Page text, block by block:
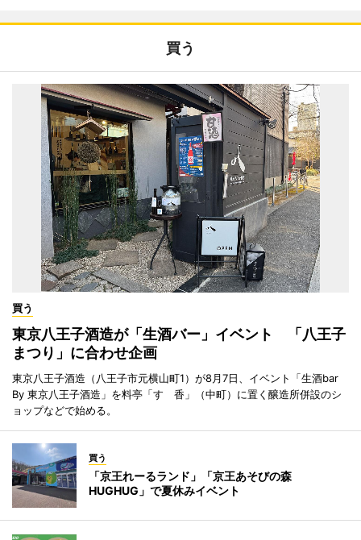
買う
買う
東京八王子酒造が「生酒バー」イベント 「八王子
まつり」に合わせ企画
東京八王子酒造（八王子市元横山町1）が8月7日、イベント「生酒bar
By 東京八王子酒造」を料亭「すゞ香」（中町）に置く醸造所併設のシ
ョップなどで始める。
買う
「京王れーるランド」「京王あそびの森
HUGHUG」で夏休みイベント